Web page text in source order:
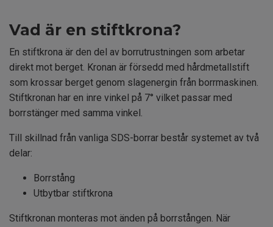
Vad är en stiftkrona?
En stiftkrona är den del av borrutrustningen som arbetar
direkt mot berget. Kronan är försedd med hårdmetallstift
som krossar berget genom slagenergin från borrmaskinen.
Stiftkronan har en inre vinkel på 7° vilket passar med
borrstänger med samma vinkel.
Till skillnad från vanliga SDS-borrar består systemet av två
delar:
Borrstång
Utbytbar stiftkrona
Stiftkronan monteras mot änden på borrstången. När